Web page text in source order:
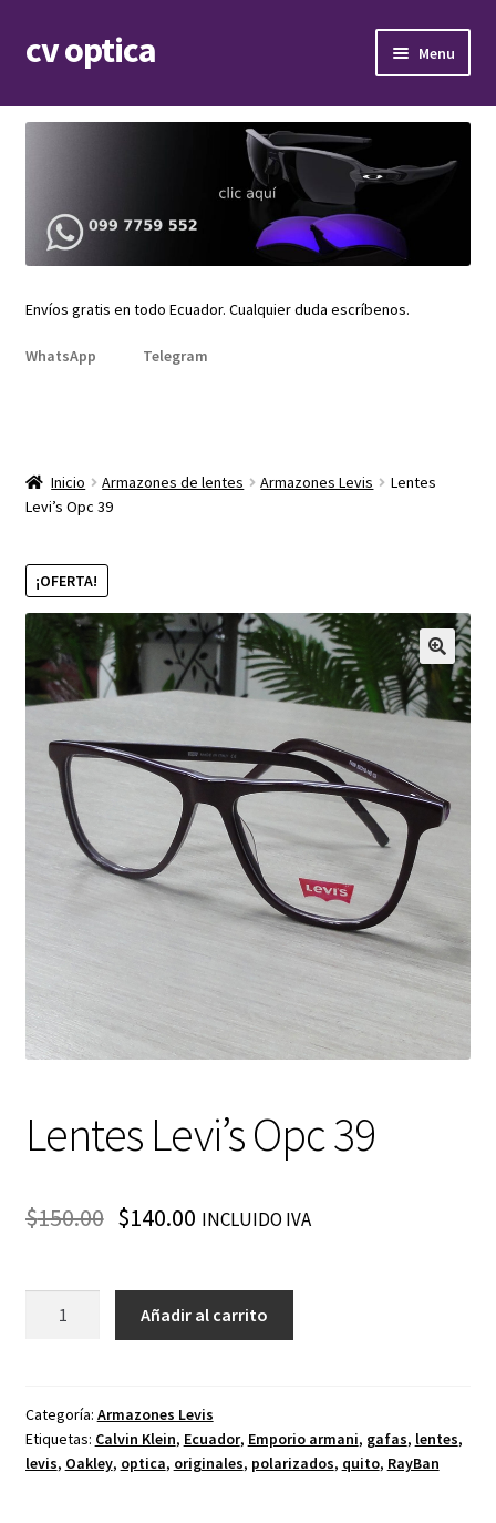
Skip
to
Skip
to
cv optica Menu
Armazones de lentes
child
menu
Expand
Repuestos
menu
Envíos gratis en todo Ecuador. Cualquier duda escríbenos.
WhatsApp Telegram
Inicio Armazones de lentes Armazones Levis
Lentes
Levi’s Opc 39
¡OFERTA!
Lentes Levi’s Opc 39
$150.00 $140.00 INCLUIDO IVA
cantidad
Añadir al carrito
Categoría: Armazones Levis
Etiquetas: Calvin Klein, Ecuador, Emporio armani, gafas, lentes,
levis, Oakley, optica, originales, polarizados, quito, RayBan